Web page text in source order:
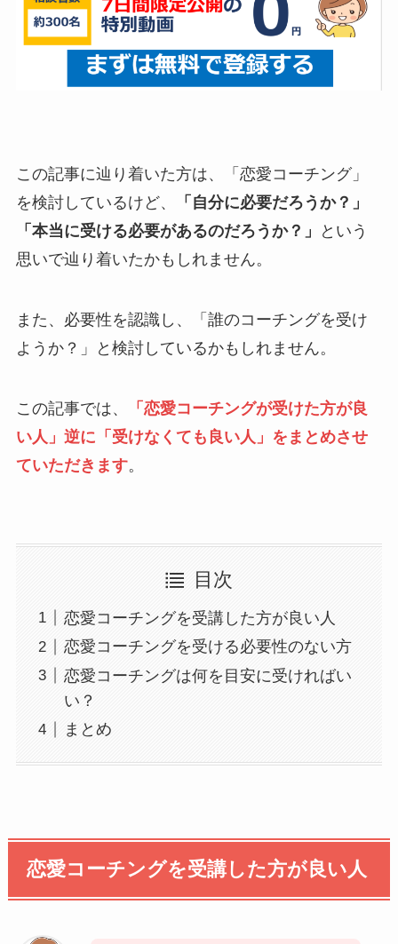
この記事に辿り着いた方は、「恋愛コーチング」
を検討しているけど、
「自分に必要だろうか？」
「本当に受ける必要があるのだろうか？」
という
思いで辿り着いたかもしれません。
また、必要性を認識し、「誰のコーチングを受け
ようか？」と検討しているかもしれません。
この記事では、
「恋愛コーチングが受けた方が良
い人」逆に「受けなくても良い人」をまとめさせ
ていただきます。
目次
恋愛コーチングを受講した方が良い人
恋愛コーチングを受ける必要性のない方
恋愛コーチングは何を目安に受ければい
い？
まとめ
恋愛コーチングを受講した方が良い人